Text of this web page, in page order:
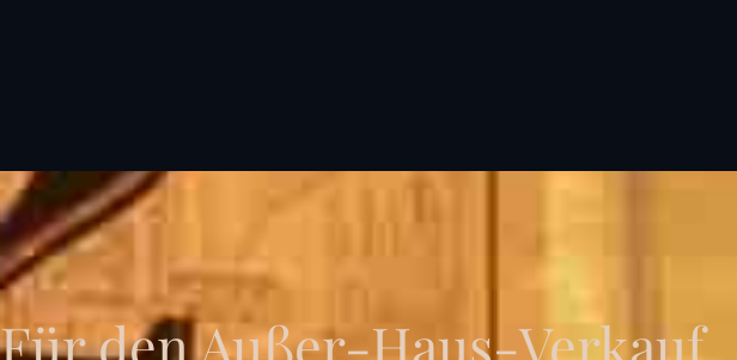
Für den Außer-Haus-Verkauf